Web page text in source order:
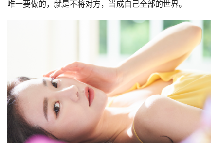
唯一要做的，就是不将对方，当成自己全部的世界。